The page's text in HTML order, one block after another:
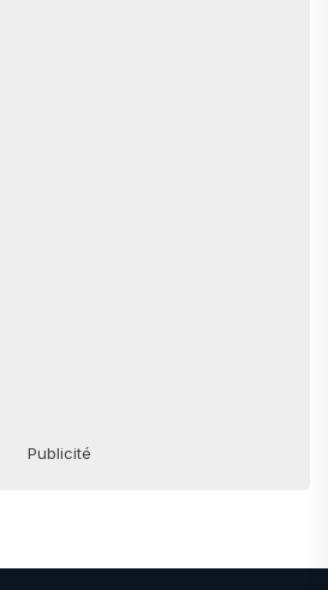
Publicité